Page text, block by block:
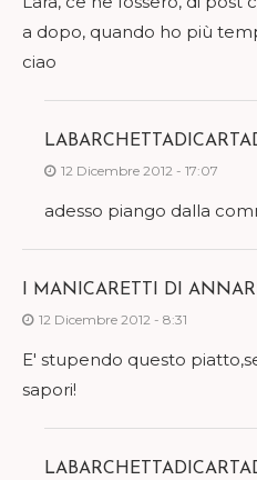
a dopo, quando ho più
ciao
12 Dicembre 2012 - 17:07
adesso piango dalla
I MANICARETTI DI
12 Dicembre 2012 - 8:31
E' stupendo questo
sapori!